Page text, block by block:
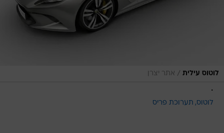
לוטוס עילית / אתר יצרן
.
לוטוס תערוכת פריס